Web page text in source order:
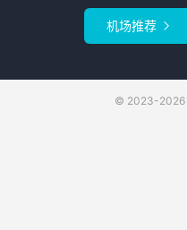
机场推荐 
© 2023-2026